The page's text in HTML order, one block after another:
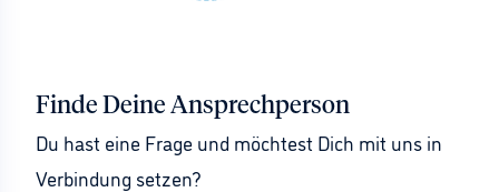
Finde Deine Ansprechperson
Du hast eine Frage und möchtest Dich mit uns in
Verbindung setzen?